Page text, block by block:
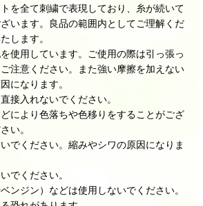
を全て刺繍で表現しており、糸が続いて
います。良品の範囲内としてご理解くだ
します。
使用しています。ご使用の際は引っ張っ
注意ください。また強い摩擦を加えない
になります。
接入れないでください。
により色落ちや色移りをすることがござ
い。
でください。縮みやシワの原因になりま
でください。
ンジン）などは使用しないでください。